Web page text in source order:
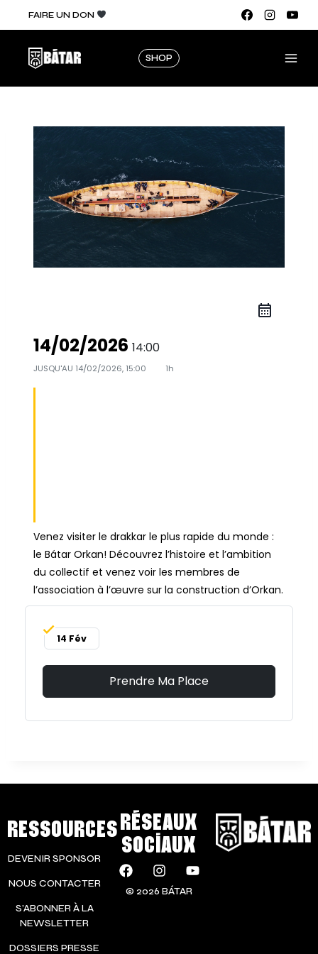
FAIRE UN DON
SHOP
14/02/2026 14:00
JUSQU'AU 14/02/2026, 15:00 1h
Venez visiter le drakkar le plus rapide du monde :
le Bátar Orkan! Découvrez l’histoire et l’ambition
du collectif et venez voir les membres de
l’association à l’œuvre sur la construction d’Orkan.
14 Fév
Prendre Ma Place
RESSOURCES
DEVENIR SPONSOR
NOUS CONTACTER
S’ABONNER À LA
NEWSLETTER
DOSSIERS PRESSE
RÉSEAUX
SOCIAUX
© 2026 BÁTAR